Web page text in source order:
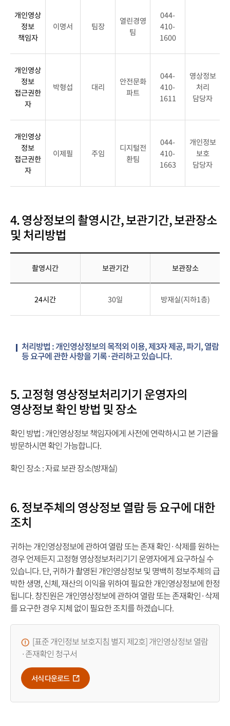
위
촬
영
위
설
치
치,
설
치
대
수
구
여
내
합
리
자,
담
부
상
보
대
접
근
권
한
람
분,
직
위,
소
연
락
처,
비
구
분
여
안
내
합
니
다.
개인영상
정보
책임자
이명서 팀장
열린경영
팀
044-
410-
1600
개인영상
정보
접근권한
자
박형섭 대리
안전문화
파트
044-
410-
1611
영상정보
처리
담당자
개인영상
정보
접근권한
자
이제필 주임
디지털전
환팀
044-
410-
1663
개인정보
보호
담당자
4. 영상정보의 촬영시간, 보관기간, 보관장소
및 처리방법
정
촬
간,
보
관
간,
보
관
장
처
리
법
표
촬
영
시
간,
보
촬영시간 보관기간 보관장소
24시간 30일 방재실(지하1층)
처리방법 : 개인영상정보의 목적외 이용, 제3자 제공, 파기, 열람
등 요구에 관한 사항을 기록·관리하고 있습니다.
5. 고정형 영상정보처리기기 운영자의
영상정보 확인 방법 및 장소
확인 방법 : 개인영상정보 책임자에게 사전에 연락하시고 본 기관을
방문하시면 확인 가능합니다.
확인 장소 : 자료 보관 장소(방재실)
6. 정보주체의 영상정보 열람 등 요구에 대한
조치
귀하는 개인영상정보에 관하여 열람 또는 존재 확인·삭제를 원하는
경우 언제든지 고정형 영상정보처리기기 운영자에게 요구하실 수
있습니다. 단, 귀하가 촬영된 개인영상정보 및 명백히 정보주체의 급
박한 생명, 신체, 재산의 이익을 위하여 필요한 개인영상정보에 한정
됩니다. 창진원은 개인영상정보에 관하여 열람 또는 존재확인·삭제
를 요구한 경우 지체 없이 필요한 조치를 하겠습니다.
[표준 개인정보 보호지침 별지 제2호] 개인영상정보 열람
·존재확인 청구서
서식 다운로드